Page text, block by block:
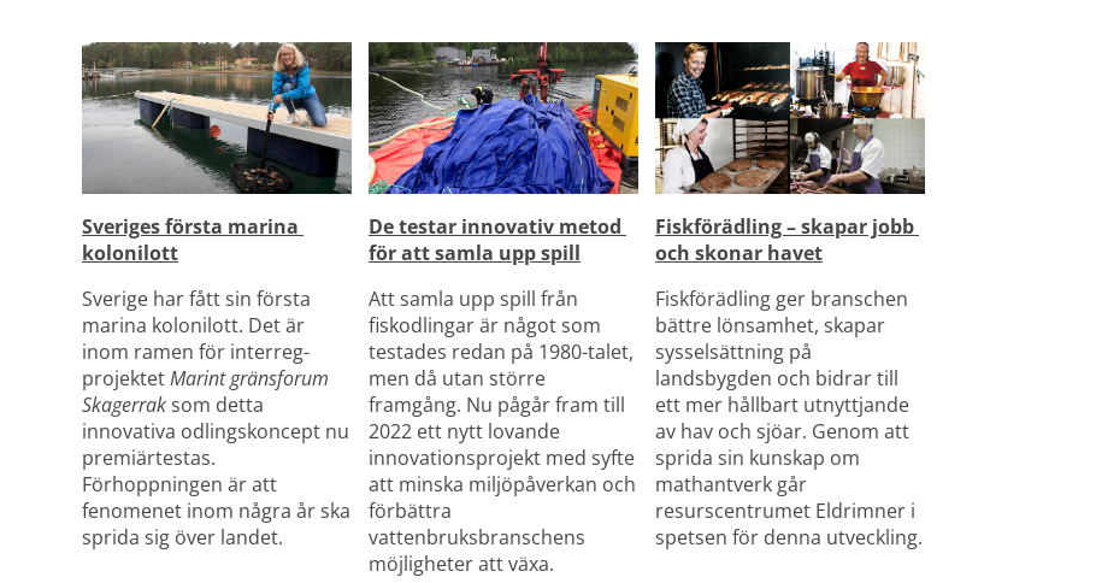
Sveriges första marina
kolonilott
Sverige har fått sin första
marina kolonilott. Det är
inom ramen för interreg-
projektet Marint gränsforum
Skagerrak som detta
innovativa odlingskoncept nu
premiärtestas.
Förhoppningen är att
fenomenet inom några år ska
sprida sig över landet.
De testar innovativ metod
för att samla upp spill
Att samla upp spill från
fiskodlingar är något som
testades redan på 1980-talet,
men då utan större
framgång. Nu pågår fram till
2022 ett nytt lovande
innovationsprojekt med syfte
att minska miljöpåverkan och
förbättra
vattenbruksbranschens
möjligheter att växa.
Fiskförädling – skapar jobb
och skonar havet
Fiskförädling ger branschen
bättre lönsamhet, skapar
sysselsättning på
landsbygden och bidrar till
ett mer hållbart utnyttjande
av hav och sjöar. Genom att
sprida sin kunskap om
mathantverk går
resurscentrumet Eldrimner i
spetsen för denna utveckling.